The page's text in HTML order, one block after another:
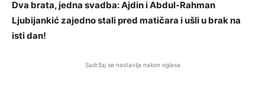
Dva brata, jedna svadba: Ajdin i Abdul-Rahman
Ljubijankić zajedno stali pred matičara i ušli u brak na
isti dan!
Sadržaj se nastavlja nakon oglasa